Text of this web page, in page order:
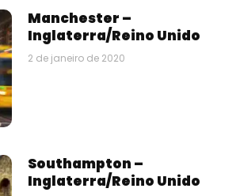
Manchester –
Inglaterra/Reino Unido
2 de janeiro de 2020
Southampton –
Inglaterra/Reino Unido